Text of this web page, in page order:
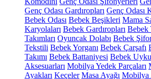
Genç Odası Gardıropları Genç Odası
Bebek Odası Bebek Beşikleri Mama
Karyolaları Bebek Gardıropları Bebek
Takımları Oyuncak Dolabı Bebek
Tekstili Bebek Yorganı Bebek Çarşafı
Takımı Bebek Battaniyesi Bebek
Aksesuarları Mobilya Yedek Parçaları
Ayakları Keçeler Masa Ayağı Mobilya